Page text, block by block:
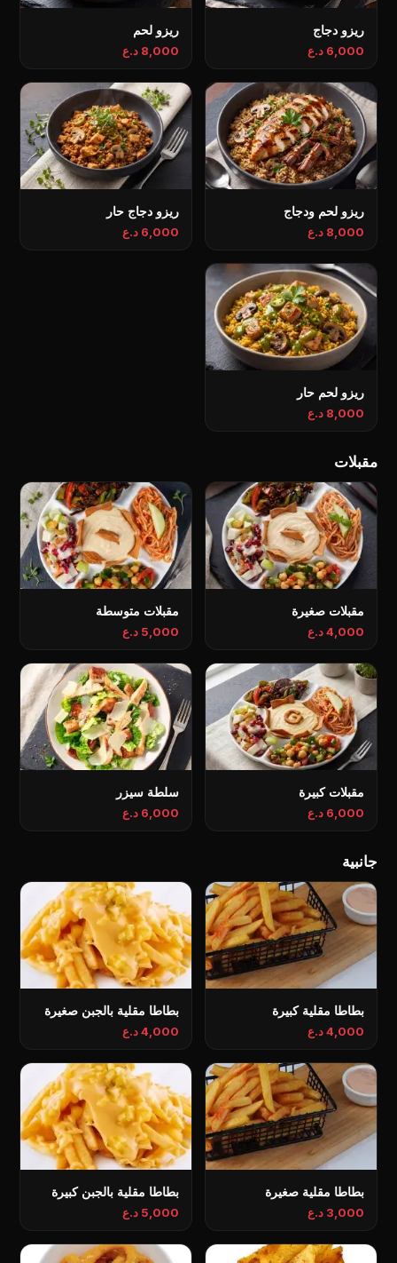
ريزو دجاج
6,000 د.ع
ريزو لحم
8,000 د.ع
ريزو لحم ودجاج
8,000 د.ع
ريزو دجاج حار
6,000 د.ع
ريزو لحم حار
8,000 د.ع
مقبلات
مقبلات صغيرة
4,000 د.ع
مقبلات متوسطة
5,000 د.ع
مقبلات كبيرة
6,000 د.ع
سلطة سيزر
6,000 د.ع
جانبية
بطاطا مقلية كبيرة
4,000 د.ع
بطاطا مقلية بالجبن صغيرة
4,000 د.ع
بطاطا مقلية صغيرة
3,000 د.ع
بطاطا مقلية بالجبن كبيرة
5,000 د.ع